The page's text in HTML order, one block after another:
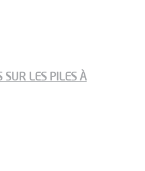
SUR LES PILES À